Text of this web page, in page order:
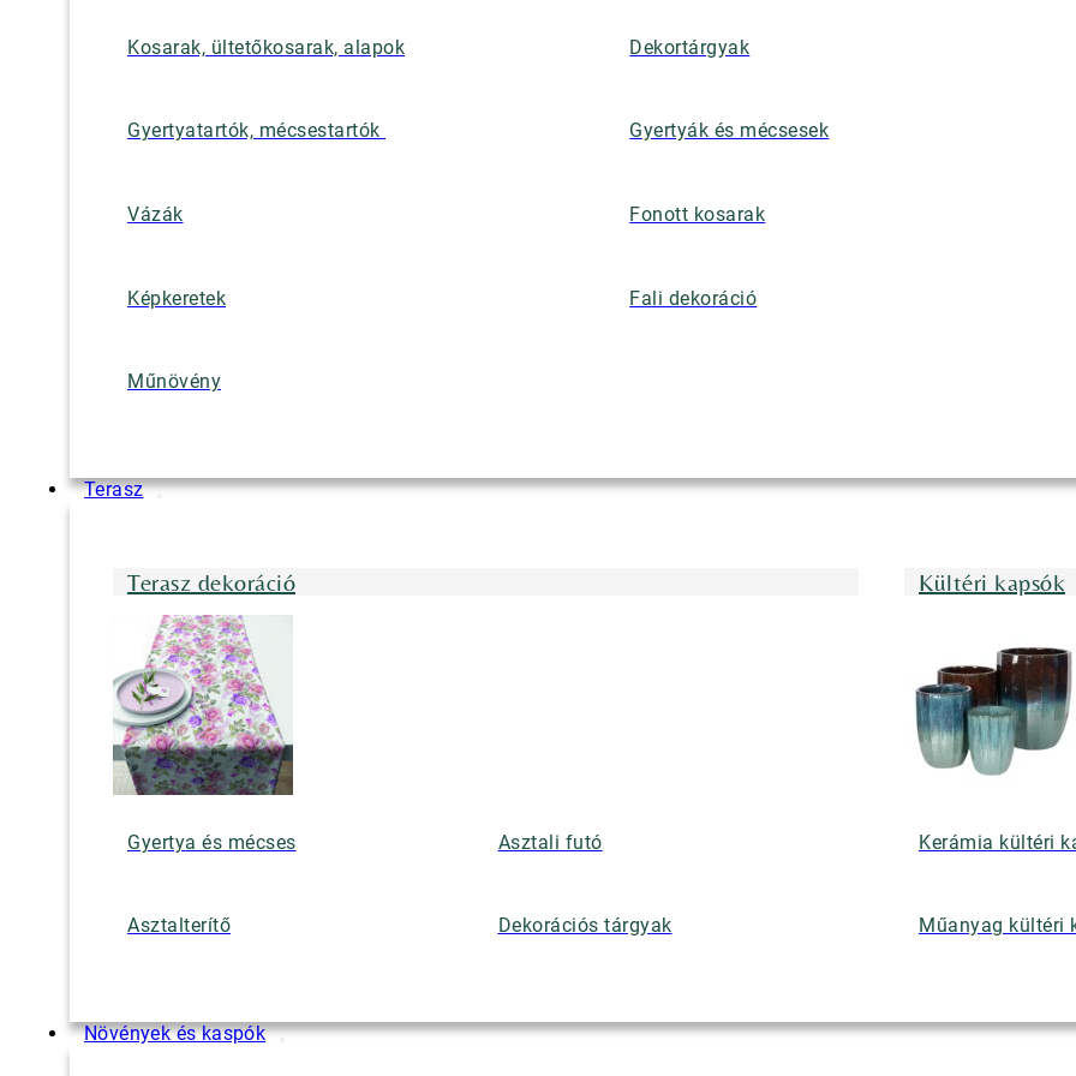
Kosarak, ültetőkosarak, alapok Dekortárgyak
Gyertyatartók, mécsestartók Gyertyák és mécsesek
Vázák Fonott kosarak
Képkeretek Fali dekoráció
Műnövény
Terasz
Terasz dekoráció
Gyertya és mécses Asztali futó
Asztalterítő Dekorációs tárgyak
Kültéri kapsók
Kerámia kültéri
Műanyag kültéri
Növények és kaspók